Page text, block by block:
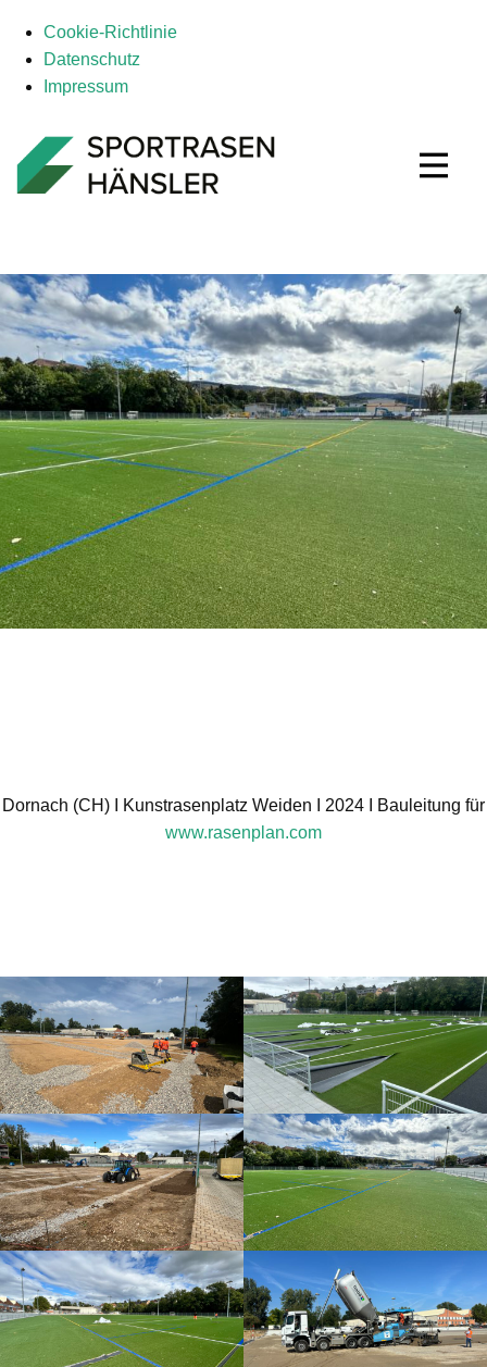
Coo­kie-Richt­li­nie
Daten­schutz
Impres­sum
Dor­nach (CH) I Kunst­ra­sen­platz Wei­den I 2024 I Bau­lei­tung für
www.rasenplan.com